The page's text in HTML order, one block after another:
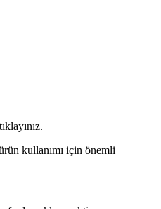
kullanımı için önemli